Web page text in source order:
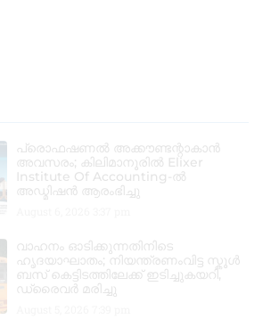
പ്രൊഫഷണൽ അക്കൗണ്ടന്റാകാൻ
അവസരം; കിലിമാനൂരിൽ Elixer
Institute Of Accounting-ൽ
അഡ്മിഷൻ ആരംഭിച്ചു
വാഹനം ഓടിക്കുന്നതിനിടെ
ഹൃദയാഘാതം; നിയന്ത്രണംവിട്ട സ്കൂൾ
ബസ് കെട്ടിടത്തിലേക്ക് ഇടിച്ചുകയറി,
ഡ്രൈവർ മരിച്ചു